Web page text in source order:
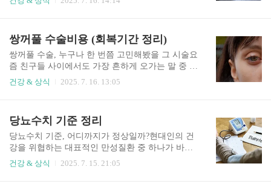
하거나 다리가 저린다고 할 때,storyx2.com 하지만
경우 생명에 영향을 줄 수도 있는 건강 문제입니다.
그렇다면 도대체 저혈압..
원에 가보니 원인이 너무 다양하다는 걸 알게 됐어
요.‘어지럼증’이라고 하면 다 같은 느낌일 것 같지
만 사실 종류도 다르고, 어지럼증의 원인도 굉장히
여러 가지예요. 오늘은 제가 직접 정리해본 다양한
어지럼증의 원인과 그 증상별 특징을 소개해볼게
장 흔한 어지럼증의 원인은 ‘이석증’갑자기 머리를
돌렸을 때 세상이 빙글빙..
쌍꺼풀 수술비용 (회복기간 정리)
쌍꺼풀 수술, 누구나 한 번쯤 고민해봤을 그 시술요
즘 친구들 사이에서도 가장 흔하게 오가는 말 중 하
나가 바로 “쌍수할까?”예요. 특히 셀카 찍을 때나
요, 수술 전에는 막연히 무섭고 비용도 비쌀까봐 망
설였었어요. 안검하수, 눈꺼풀 처짐으로 시야까지
위협하는 질환단순 미용 아닌 시력과 기능까지 좌
우하는 안검하수나이가 들며 눈꺼풀이 무겁고 시
야가 좁아지는 느낌이 든다면 단순한 노화 현상이
건강 & 상식 2025. 7. 16. 13:05
당뇨수치 기준 정리
당뇨수치 기준, 어디까지가 정상일까?현대인의 건
강을 위협하는 대표적인 만성질환 중 하나가 바로
당뇨병입니다. 식습관 변화와 운동 부족, 스트레스
건강 & 상식 2025. 7. 15. 21:05